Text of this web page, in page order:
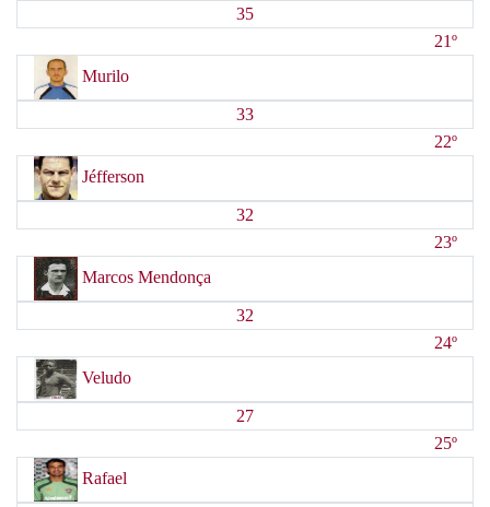
35
21º
Murilo
33
22º
Jéfferson
32
23º
Marcos Mendonça
32
24º
Veludo
27
25º
Rafael